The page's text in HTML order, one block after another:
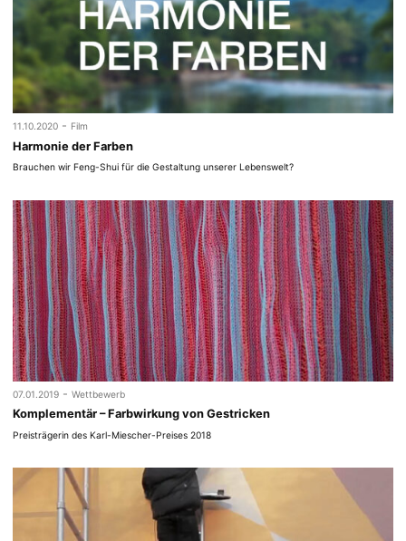
11.10.2020 - Film
Harmonie der Farben
Brauchen wir Feng-Shui für die Gestaltung unserer Lebenswelt?
07.01.2019 - Wettbewerb
Komplementär – Farbwirkung von Gestricken
Preisträgerin des Karl-Miescher-Preises 2018